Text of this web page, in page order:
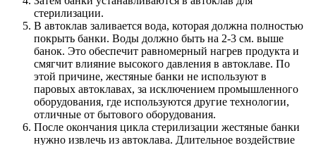
стерилизации.
В автоклав заливается вода, которая должна полностью
покрыть банки. Воды должно быть на 2-3 см. выше
банок. Это обеспечит равномерный нагрев продукта и
смягчит влияние высокого давления в автоклаве. По
этой причине, жестяные банки не используют в
паровых автоклавах, за исключением промышленного
оборудования, где используются другие технологии,
отличные от бытового оборудования.
После окончания цикла стерилизации жестяные банки
нужно извлечь из автоклава. Длительное воздействие